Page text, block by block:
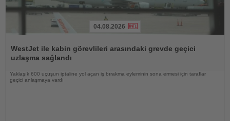
Oku
04.08.2026
WestJet ile kabin görevlileri arasındaki grevde geçici
uzlaşma sağlandı
Yaklaşık 600 uçuşun iptaline yol açan iş bırakma eyleminin sona ermesi için taraflar
geçici anlaşmaya vardı